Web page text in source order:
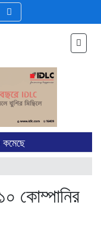
কমেছে
শেয়ার
১০
কোম্পানির